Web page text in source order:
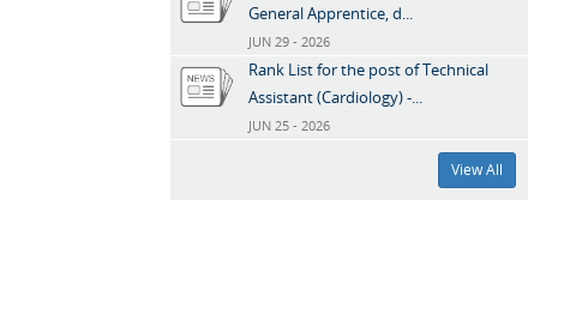
General Apprentice, d...
JUN 29 - 2026
Rank List for the post of Technical
Assistant (Cardiology) -...
JUN 25 - 2026
View All